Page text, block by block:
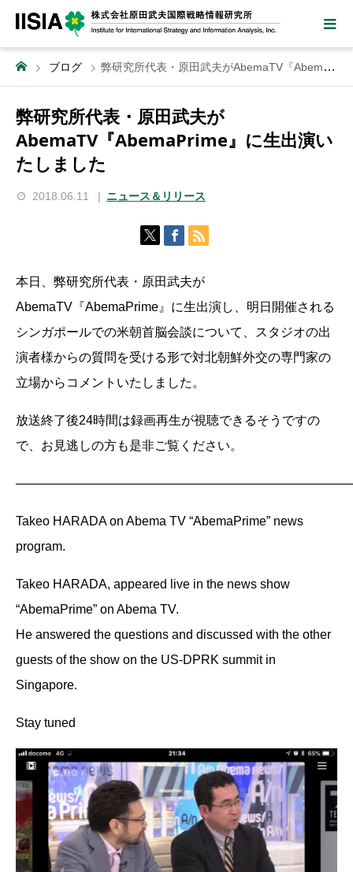
ブログ 弊研究所代表・原田武夫がAbemaTV『AbemaPrime』に生出演いたしました
弊研究所代表・原田武夫が
AbemaTV『AbemaPrime』に生出演い
たしました
2018.06.11 ニュース＆リリース
本日、弊研究所代表・原田武夫が
AbemaTV『AbemaPrime』に生出演し、明日開催される
シンガポールでの米朝首脳会談について、スタジオの出
演者様からの質問を受ける形で対北朝鮮外交の専門家の
立場からコメントいたしました。
放送終了後24時間は録画再生が視聴できるそうですの
で、お見逃しの方も是非ご覧ください。
Takeo HARADA on Abema TV “AbemaPrime” news
program.
Takeo HARADA, appeared live in the news show
“AbemaPrime” on Abema TV.
He answered the questions and discussed with the other
guests of the show on the US-DPRK summit in
Singapore.
Stay tuned